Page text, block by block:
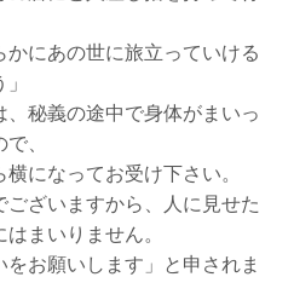
かにあの世に旅立っていける
、秘義の途中で身体がまいっ
、
になってお受け下さい。
ざいますから、人に見せた
まいりません。
お願いします」と申されま